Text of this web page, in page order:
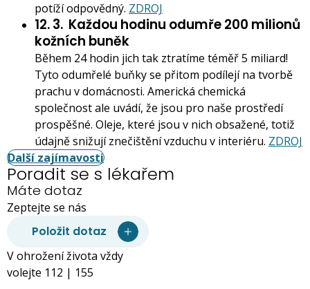
potíží odpovědný. ZDROJ
12. 3. Každou hodinu odumře 200 milionů
kožních buněk
Během 24 hodin jich tak ztratíme téměř 5 miliard!
Tyto odumřelé buňky se přitom podílejí na tvorbě
prachu v domácnosti. Americká chemická
společnost ale uvádí, že jsou pro naše prostředí
prospěšné. Oleje, které jsou v nich obsažené, totiž
údajně snižují znečištění vzduchu v interiéru. ZDROJ
Další zajímavosti
Poradit se s lékařem
Máte dotaz
Zeptejte se nás
Položit dotaz
V ohrožení života vždy
volejte 112 | 155